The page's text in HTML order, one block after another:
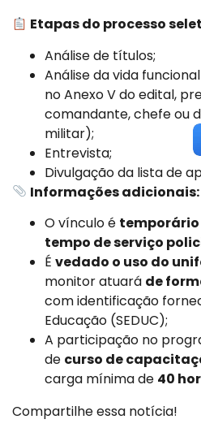
Etapas do processo
Análise de títulos;
Análise da vida
no Anexo V do edital,
comandante, chefe ou
militar);
Entrevista;
Divulgação da lista de
Informações adicionais:
O vínculo é temporário
tempo de serviço
É vedado o uso do
monitor atuará de
com identificação
Educação (SEDUC);
A participação no
de curso de
carga mínima de 40
Compartilhe essa notícia!